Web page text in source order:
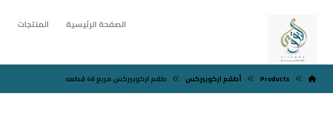
الصفحة الرئيسية المنتجات
Products أطقم اركوبيركس طقم اركوبيركس مربع 46 قطعه